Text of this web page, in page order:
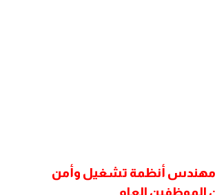
أنظمة تشغيل وأمن
الموظفين العام